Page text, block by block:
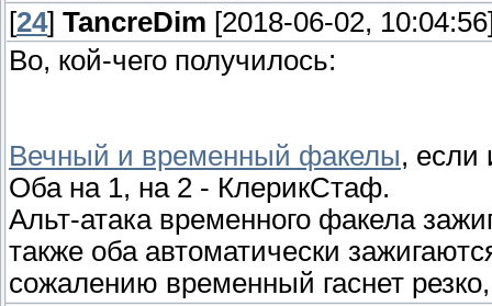
[24] TancreDim [2018-06-02,
Во, кой-чего получилось:
Вечный и временный факелы, если
Оба на 1, на 2 - КлерикСтаф.
Альт-атака временного факела
также оба автоматически
сожалению временный гаснет